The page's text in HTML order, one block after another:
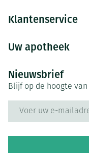
Klantenservice
Uw apotheek
Nieuwsbrief
Blijf op de hoogte